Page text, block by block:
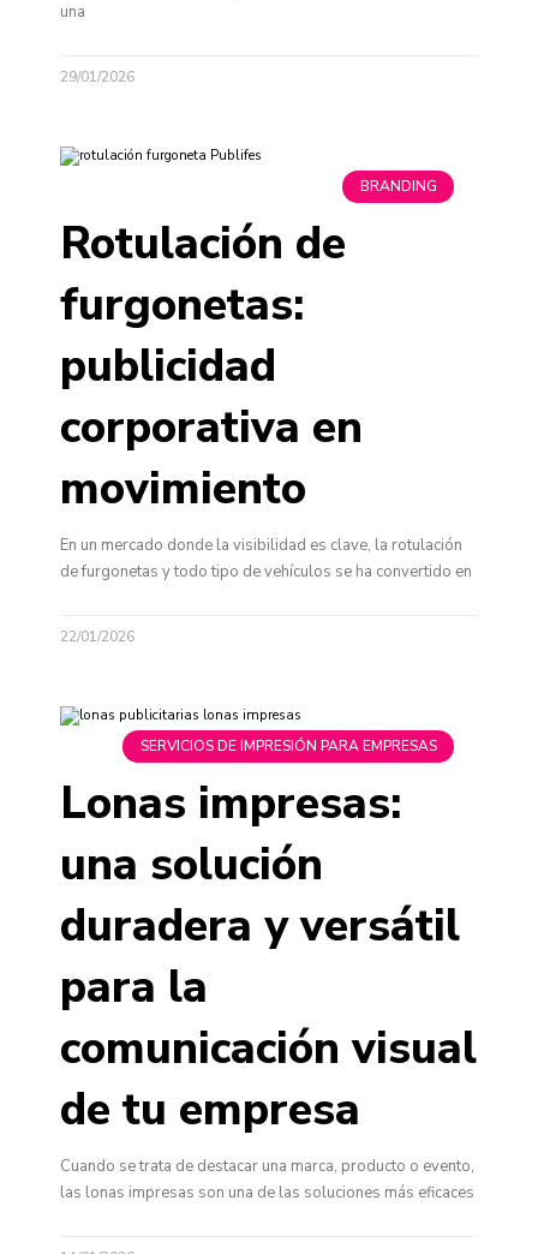
una
29/01/2026
BRANDING
Rotulación de
furgonetas:
publicidad
corporativa en
movimiento
En un mercado donde la visibilidad es clave, la rotulación
de furgonetas y todo tipo de vehículos se ha convertido en
22/01/2026
SERVICIOS DE IMPRESIÓN PARA EMPRESAS
Lonas impresas:
una solución
duradera y versátil
para la
comunicación visual
de tu empresa
Cuando se trata de destacar una marca, producto o evento,
las lonas impresas son una de las soluciones más eficaces